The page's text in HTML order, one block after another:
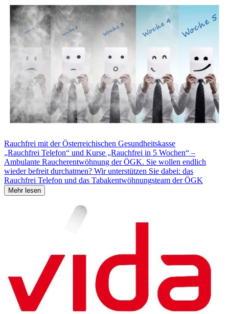
Rauchfrei mit der Österreichischen Gesundheitskasse
„Rauchfrei Telefon“ und Kurse „Rauchfrei in 5 Wochen“ –
Ambulante Raucherentwöhnung der ÖGK. Sie wollen endlich
wieder befreit durchatmen? Wir unterstützen Sie dabei: das
Rauchfrei Telefon und das Tabakentwöhnungsteam der ÖGK
Mehr lesen